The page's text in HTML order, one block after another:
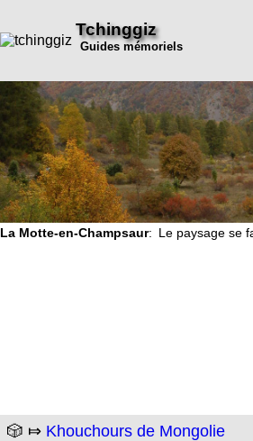
Tchinggiz
Guides mémoriels
La Motte-en-Champsaur: Le paysage se
🎲 ⤇ Khouchours de Mongolie